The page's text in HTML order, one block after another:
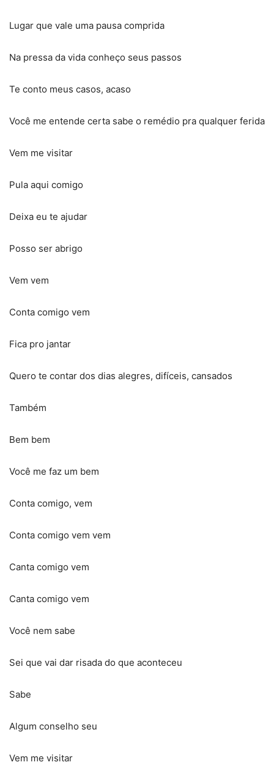
Lugar que vale uma pausa comprida
Na pressa da vida conheço seus passos
Te conto meus casos, acaso
Você me entende certa sabe o remédio pra qualquer ferida
Vem me visitar
Pula aqui comigo
Deixa eu te ajudar
Posso ser abrigo
Vem vem
Conta comigo vem
Fica pro jantar
Quero te contar dos dias alegres, difíceis, cansados
Também
Bem bem
Você me faz um bem
Conta comigo, vem
Conta comigo vem vem
Canta comigo vem
Canta comigo vem
Você nem sabe
Sei que vai dar risada do que aconteceu
Sabe
Algum conselho seu
Vem me visitar